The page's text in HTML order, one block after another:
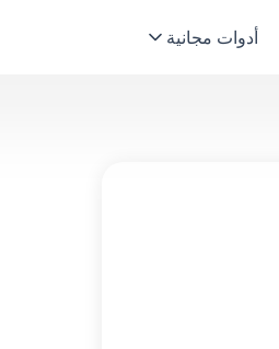
أدوات مجانية